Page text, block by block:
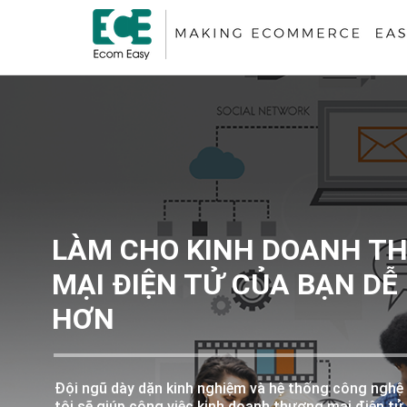
LÀM CHO KINH DOANH
MẠI ĐIỆN TỬ CỦA BẠN DỄ
HƠN
Đội ngũ dày dặn kinh nghiệm và hệ thống công